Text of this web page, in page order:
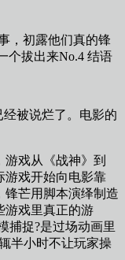
，初露他们真的锋
个拔出来No.4 结语
经被说烂了。电影的
戏从《战神》到
游戏开始向电影靠
锋芒用脚本演绎制造
游戏里真正的游
捕捉?是过场动画里
半小时不让玩家操